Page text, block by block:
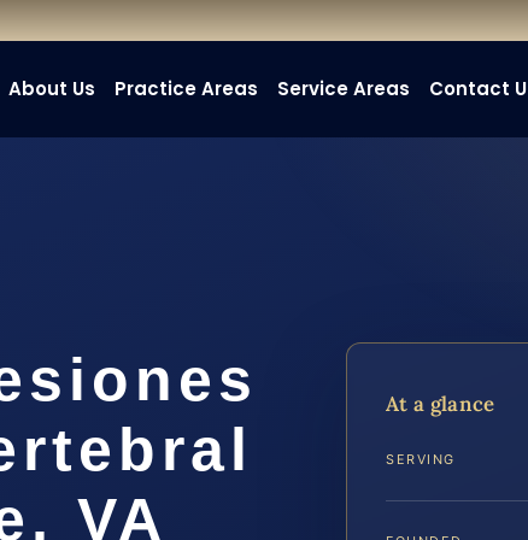
About Us Practice Areas Service Areas Contact
VA
At a glance
SERVING